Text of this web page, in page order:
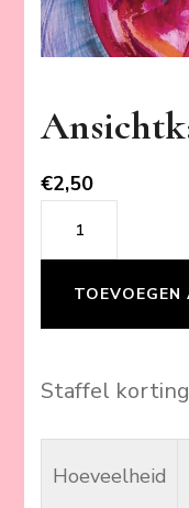
€2,50
Ansichtkaart
03
Flamingo
aantal
TOEVOEGEN
Staffel korting
Hoeveelheid